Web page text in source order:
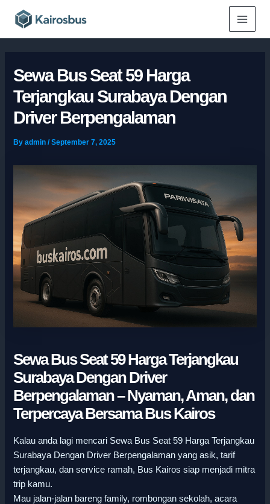
Main
Menu
Sewa Bus Seat 59 Harga
Terjangkau Surabaya Dengan
Driver Berpengalaman
Byadmin/September 7, 2025
Sewa Bus Seat 59 Harga Terjangkau
Surabaya Dengan Driver
Berpengalaman – Nyaman, Aman, dan
Terpercaya Bersama Bus Kairos
Kalau anda lagi mencari Sewa Bus Seat 59 Harga Terjangkau
Surabaya Dengan Driver Berpengalaman yang asik, tarif
terjangkau, dan service ramah, Bus Kairos siap menjadi mitra
trip kamu.
Mau jalan-jalan bareng family, rombongan sekolah, acara